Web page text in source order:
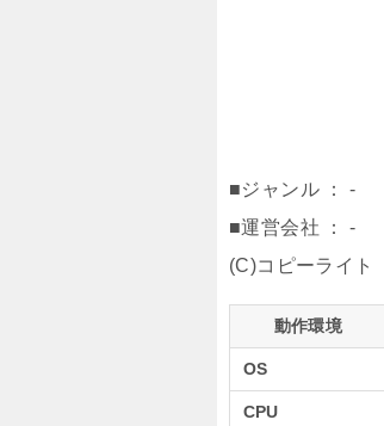
■ジャンル ： -
■運営会社 ： -
(C)コピーライト
動作環境
OS
CPU